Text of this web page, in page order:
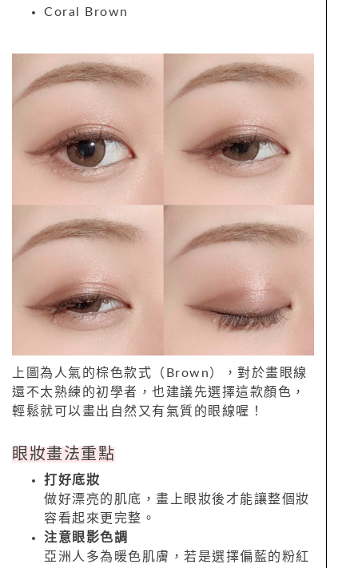
Coral Brown
上圖為人氣的棕色款式（Brown），對於畫眼線
還不太熟練的初學者，也建議先選擇這款顏色，
輕鬆就可以畫出自然又有氣質的眼線喔！
眼妝畫法重點
打好底妝
做好漂亮的肌底，畫上眼妝後才能讓整個妝
容看起來更完整。
注意眼影色調
亞洲人多為暖色肌膚，若是選擇偏藍的粉紅